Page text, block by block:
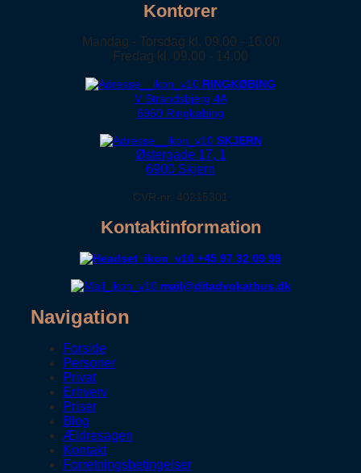
Kontorer
Mandag - Torsdag kl. 09.00 - 16.00
Fredag kl. 09.00 - 14.00
RINGKØBING
V Strandsbjerg 4A
6950 Ringkøbing
SKJERN
Østergade 17, 1
6900 Skjern
CVR-nr. 40215301
Kontaktinformation
+45 97 32 09 99
mail@ditadvokathus.dk
Navigation
Forside
Personer
Privat
Erhverv
Priser
Blog
Ældresagen
Kontakt
Forretningsbetingelser